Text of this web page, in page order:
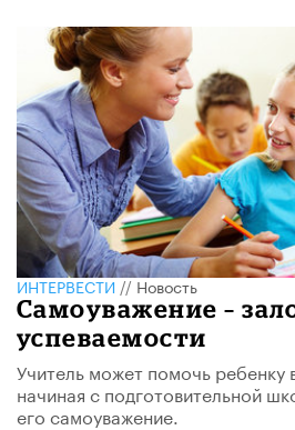
ИНТЕРВЕСТИ//Новость
Самоуважение –
успеваемости
Учитель может помочь ребенку
начиная с подготовительной
его самоуважение.